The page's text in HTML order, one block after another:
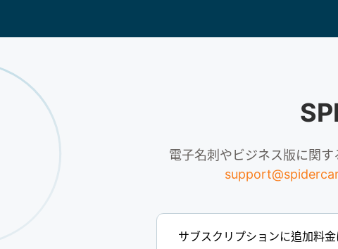
電子名刺やビジネス版に関
サブスクリプションに追加料